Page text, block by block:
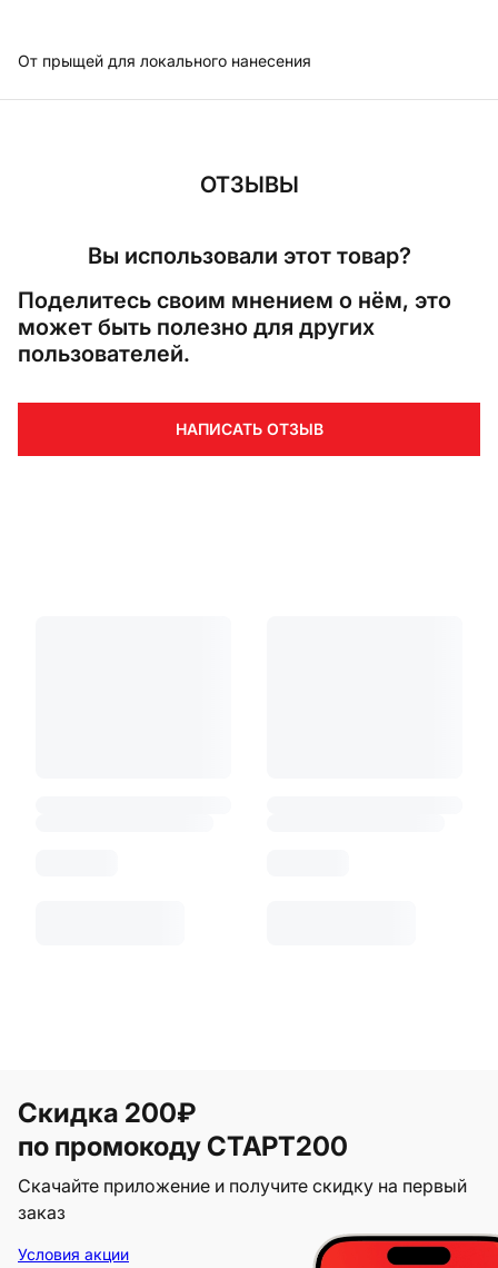
От прыщей для локального нанесения
ОТЗЫВЫ
Вы использовали этот товар?
Поделитесь своим мнением о нём, это
может быть полезно для других
пользователей.
НАПИСАТЬ ОТЗЫВ
Скидка 200₽
по промокоду СТАРТ200
Скачайте приложение и получите скидку на первый
заказ
Условия акции